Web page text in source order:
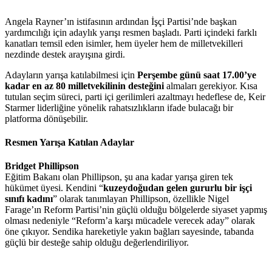
Angela Rayner’ın istifasının ardından İşçi Partisi’nde başkan
yardımcılığı için adaylık yarışı resmen başladı. Parti içindeki farklı
kanatları temsil eden isimler, hem üyeler hem de milletvekilleri
nezdinde destek arayışına girdi.
Adayların yarışa katılabilmesi için Perşembe günü saat 17.00’ye
kadar en az 80 milletvekilinin desteğini almaları gerekiyor. Kısa
tutulan seçim süreci, parti içi gerilimleri azaltmayı hedeflese de, Keir
Starmer liderliğine yönelik rahatsızlıkların ifade bulacağı bir
platforma dönüşebilir.
Resmen Yarışa Katılan Adaylar
Bridget Phillipson
Eğitim Bakanı olan Phillipson, şu ana kadar yarışa giren tek
hükümet üyesi. Kendini “kuzeydoğudan gelen gururlu bir işçi
sınıfı kadını” olarak tanımlayan Phillipson, özellikle Nigel
Farage’ın Reform Partisi’nin güçlü olduğu bölgelerde siyaset yapmış
olması nedeniyle “Reform’a karşı mücadele verecek aday” olarak
öne çıkıyor. Sendika hareketiyle yakın bağları sayesinde, tabanda
güçlü bir desteğe sahip olduğu değerlendiriliyor.